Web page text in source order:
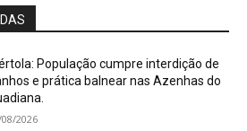
População cumpre interdição de
e prática balnear nas Azenhas do
2026